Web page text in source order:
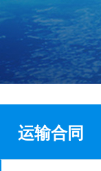
运输合同